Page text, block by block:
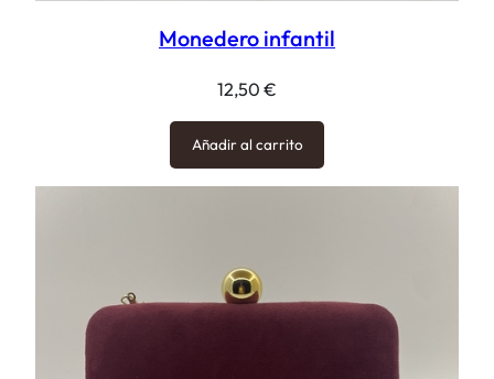
Monedero infantil
12,50 €
Añadir al carrito